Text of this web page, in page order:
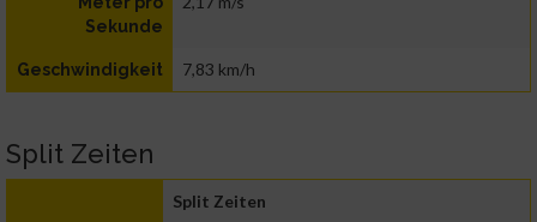
Sekunde
Geschwindigkeit 7,83 km/h
Split Zeiten
Split Zeiten